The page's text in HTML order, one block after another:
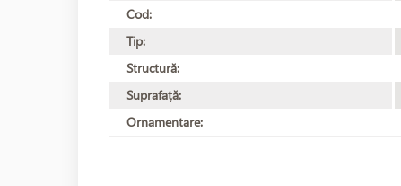
Cod:
Tip:
Structură:
Suprafață:
Ornamentare: